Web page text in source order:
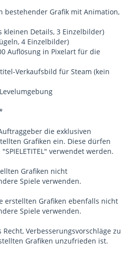
bestehender Grafik mit Animation,
kleinen Details, 3 Einzelbilder)
4 Einzelbilder)
Auflösung in Pixelart für die
Verkaufsbild für Steam (kein
die exklusiven
Grafiken ein. Diese dürfen
verwendet werden.
Grafiken nicht
Spiele verwenden.
erstellten Grafiken ebenfalls nicht
Spiele verwenden.
Verbesserungsvorschläge zu
Grafiken unzufrieden ist.